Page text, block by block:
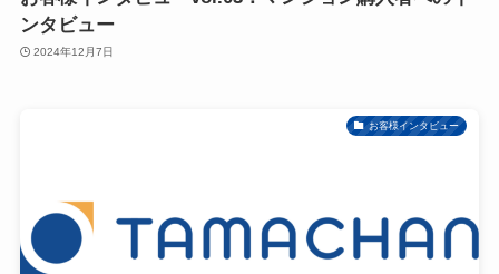
ンタビュー
2024年12月7日
お客様インタビュー